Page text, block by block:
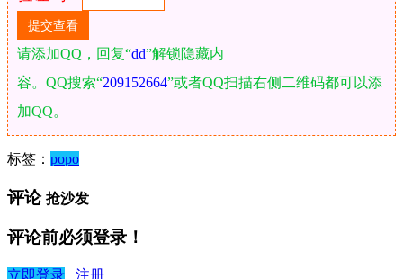
请添加QQ，回复“dd”解锁隐藏内
容。QQ搜索“209152664”或者QQ扫描右侧二维码都可以添
加QQ。
标签： popo
评论 抢沙发
评论前必须登录！
立即登录 注册